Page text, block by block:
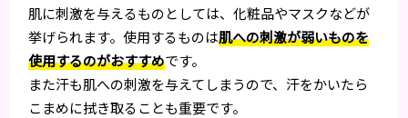
肌に刺激を与えるものとしては、化粧品やマスクなどが
挙げられます。使用するものは肌への刺激が弱いものを
使用するのがおすすめです。
また汗も肌への刺激を与えてしまうので、汗をかいたら
こまめに拭き取ることも重要です。